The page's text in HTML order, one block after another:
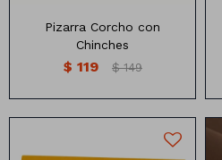
Pizarra Corcho con
Chinches
$ 119 $ 149